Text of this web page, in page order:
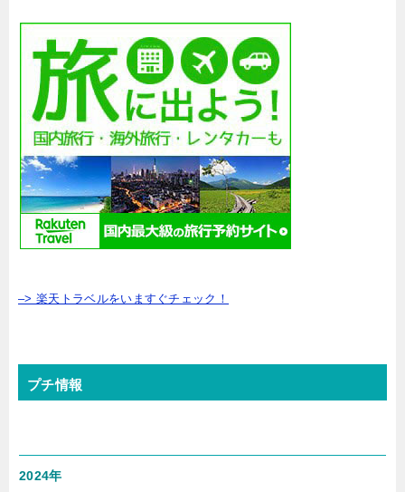
–> 楽天トラベルをいますぐチェック！
プチ情報
2024年